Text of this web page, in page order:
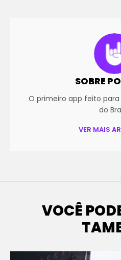
SOBRE
O primeiro app feito
do
VER MAIS
VOCÊ